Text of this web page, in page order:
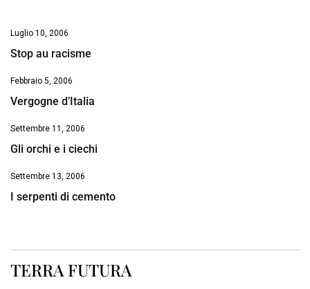
Luglio 10, 2006
Stop au racisme
Febbraio 5, 2006
Vergogne d’Italia
Settembre 11, 2006
Gli orchi e i ciechi
Settembre 13, 2006
I serpenti di cemento
TERRA FUTURA